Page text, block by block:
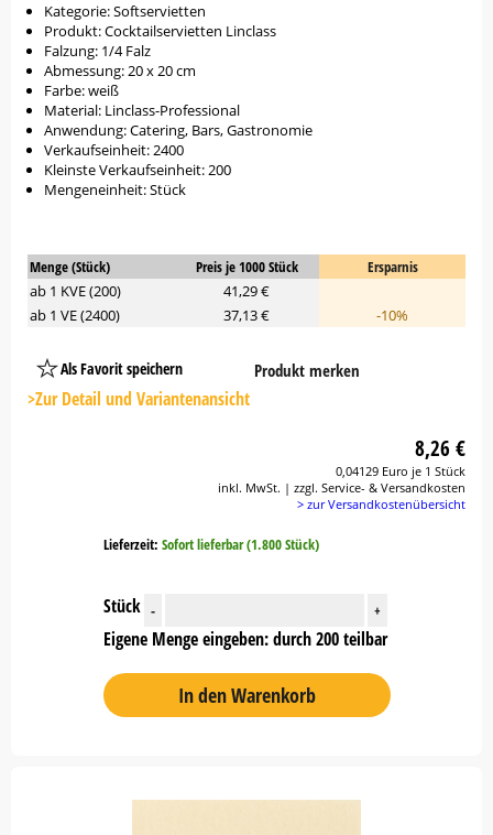
Kategorie: Softservietten
Produkt: Cocktailservietten Linclass
Falzung: 1/4 Falz
Abmessung: 20 x 20 cm
Farbe: weiß
Material: Linclass-Professional
Anwendung: Catering, Bars, Gastronomie
Verkaufseinheit: 2400
Kleinste Verkaufseinheit: 200
Mengeneinheit: Stück
Menge (Stück) Preis je 1000 Stück
Ersparnis
ab 1 KVE (200)
41,29 €
ab 1 VE (2400)
37,13 € -10%
Als Favorit speichern
Platzhalter
Button
Produkt merken
>Zur Detail und Variantenansicht
8,26 €
0,04129 Euro je 1 Stück
inkl. MwSt. | zzgl. Service- & Versandkosten
> zur Versandkostenübersicht
Lieferzeit: Sofort lieferbar (1.800 Stück)
Stück - +
Eigene Menge eingeben: durch 200 teilbar
In den Warenkorb